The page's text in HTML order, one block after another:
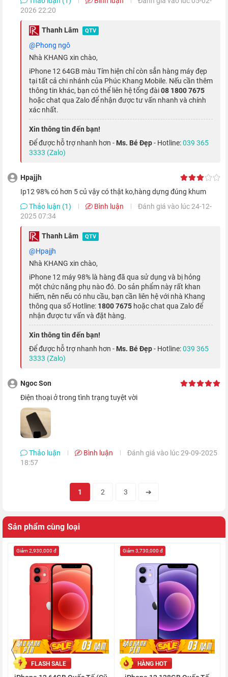
Con chip cũng mang đến sức mạnh vượt trội với tốc độ xử lý
nhanh hơn đến 50% so với các chip xử lý khác hiện tại. Ngoài
ra, A14 Bionic cũng mang đến tác vụ xử lý Al và Face ID nhanh
Camera kép thách thức bóng tối
Năm ngoái, cụm camera của iPhone 11 đã nhận được rất
nhiều lời khen nhờ khả năng chụp đêm tốt. Đến iPhone 12
64GB thì chế độ chụp đêm còn tốt hơn, khi khả năng thu sáng
được tăng thêm 27%. Vì vậy, dù bạn chụp hình hay quay video
trong bóng tối thì vẫn có độ chi tiết và màu sắc tuyệt vời.
Quay video 4K HDR sắc nét và trọn vẹn
Giờ đây, bạn có thể quay video với chất lượng 4K HDR cùng
công nghệ Dolby Vision trên thế hệ iPhone 12 2020, màu sắc
2026 22:20
Thanh Lâm QTV
@Phong ngô
Nhà KHANG xin chào,
iPhone 12 64GB màu Tím hiện chỉ còn sẳn hàng máy đẹp
tại tất cả chi nhánh của Phúc Khang Mobile. Nếu cần thêm
thông tin khác, bạn có thể liên hệ tổng đài08 1800 7675
hoặc chat qua Zalo để nhận được tư vấn nhanh và chính
xác nhất.
Xin thông tin đến bạn!
Để được hỗ trợ nhanh hơn - Ms. Bé Đẹp- Hotline:039 365
3333 (Zalo)
Hpajjh
ip12 98% có hơn 5 củ vậy có thật ko,hàng dựng đúng khum
Thảo luận (1)
Bình luận
Đánh giá vào lúc 24-12-
2025 07:34
Thanh Lâm QTV
@hpajjh
Nhà KHANG xin chào,
iPhone 12 máy 98% là hàng đã qua sử dụng và bị hỏng
một chức năng phụ nào đó. Do sản phẩm này rất khan
hiếm, nên nếu có nhu cầu, bạn cần liên hệ với nhà Khang
thông qua số Hotline: 1800 7675 hoặc chat qua Zalo để
nhận được tư vấn và đặt hàng.
Xin thông tin đến bạn!
Để được hỗ trợ nhanh hơn - Ms. Bé Đẹp- Hotline:039 365
3333 (Zalo)
Ngoc Son
điện thoại ở trong tình trạng tuyệt vời
Thảo luận Bình luận
Đánh giá vào lúc 29-09-2025
18:57
1 2 3 ➔
Sản phẩm cùng loại
FLASH SALE
Giảm 2,930,000 đ
HÀNG HOT
Giảm 3,730,000 đ